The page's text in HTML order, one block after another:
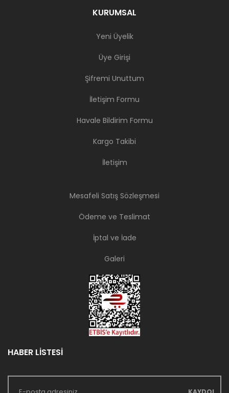
KURUMSAL
Yeni Üyelik
Üye Girişi
Şifremi Unuttum
İletişim Formu
Havale Bildirim Formu
Kargo Takibi
İletişim
Mesafeli Satış Sözleşmesi
Ödeme ve Teslimat
İptal ve İade
Galeri
HABER LİSTESİ